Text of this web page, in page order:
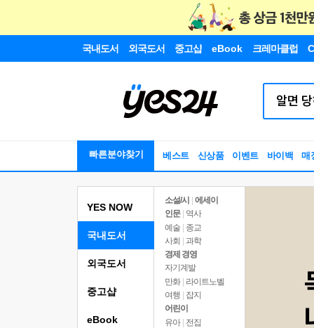
국내도서 외국도서 중고샵 eBook 크레마클럽
빠른분야찾기 베스트 신상품 이벤트 바이백 매
YES NOW
국내도서
소설/시
에세이
인문
역사
예술 | 종교
사회 | 과학
경제 경영
자기계발
만화 | 라이트노벨
여행
잡지
어린이
유아 | 전집
외국도서
중고샵
eBook